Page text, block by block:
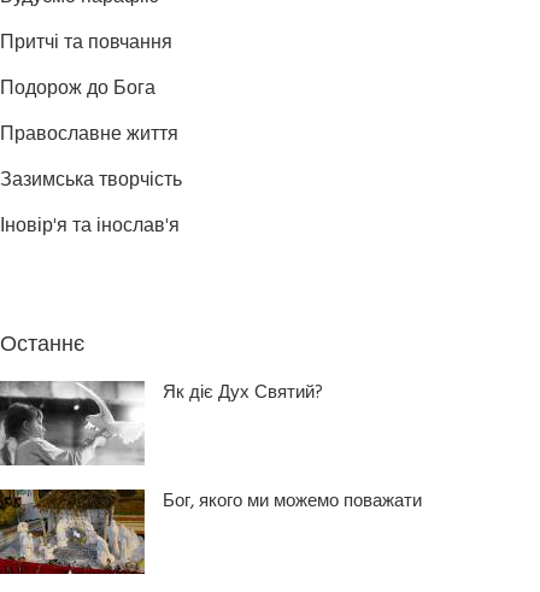
Притчі та повчання
Подорож до Бога
Православне життя
Зазимська творчість
Іновір'я та інослав'я
Останнє
Як діє Дух Святий?
Бог, якого ми можемо поважати